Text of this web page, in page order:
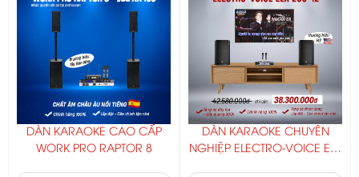
DÀN KARAOKE CAO CẤP
WORK PRO RAPTOR 8
DÀN KARAOKE CHUYÊN
NGHIỆP ELECTRO-VOICE ELX